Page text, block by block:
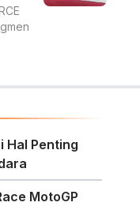
Hal Penting
MotoGP